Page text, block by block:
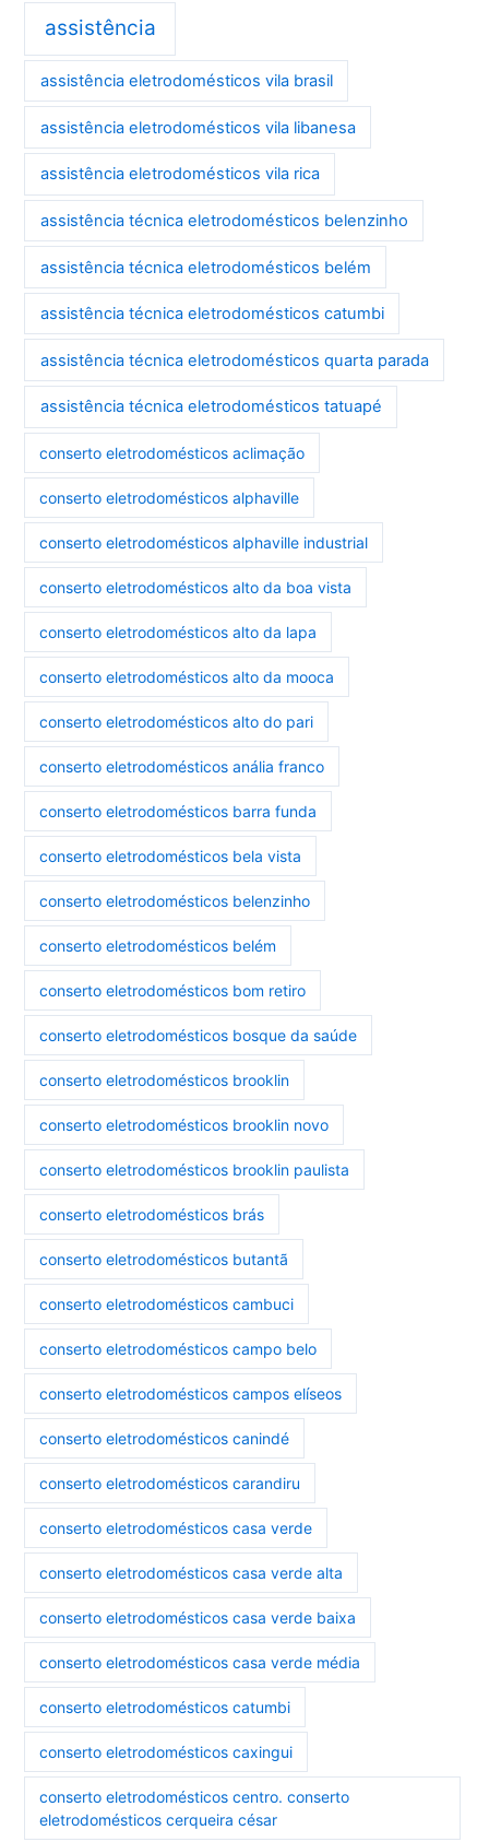
assistência
assistência eletrodomésticos vila brasil
assistência eletrodomésticos vila libanesa
assistência eletrodomésticos vila rica
assistência técnica eletrodomésticos belenzinho
assistência técnica eletrodomésticos belém
assistência técnica eletrodomésticos catumbi
assistência técnica eletrodomésticos quarta parada
assistência técnica eletrodomésticos tatuapé
conserto eletrodomésticos aclimação
conserto eletrodomésticos alphaville
conserto eletrodomésticos alphaville industrial
conserto eletrodomésticos alto da boa vista
conserto eletrodomésticos alto da lapa
conserto eletrodomésticos alto da mooca
conserto eletrodomésticos alto do pari
conserto eletrodomésticos anália franco
conserto eletrodomésticos barra funda
conserto eletrodomésticos bela vista
conserto eletrodomésticos belenzinho
conserto eletrodomésticos belém
conserto eletrodomésticos bom retiro
conserto eletrodomésticos bosque da saúde
conserto eletrodomésticos brooklin
conserto eletrodomésticos brooklin novo
conserto eletrodomésticos brooklin paulista
conserto eletrodomésticos brás
conserto eletrodomésticos butantã
conserto eletrodomésticos cambuci
conserto eletrodomésticos campo belo
conserto eletrodomésticos campos elíseos
conserto eletrodomésticos canindé
conserto eletrodomésticos carandiru
conserto eletrodomésticos casa verde
conserto eletrodomésticos casa verde alta
conserto eletrodomésticos casa verde baixa
conserto eletrodomésticos casa verde média
conserto eletrodomésticos catumbi
conserto eletrodomésticos caxingui
conserto eletrodomésticos centro. conserto
eletrodomésticos cerqueira césar